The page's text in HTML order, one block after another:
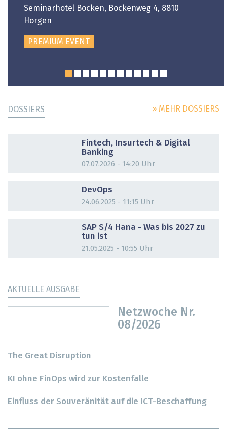
Seminarhotel Bocken, Bockenweg 4, 8810
Horgen
PREMIUM EVENT
DOSSIERS » MEHR DOSSIERS
Fintech, Insurtech & Digital
Banking
07.07.2026 - 14:20 Uhr
DevOps
24.06.2025 - 11:15 Uhr
SAP S/4 Hana - Was bis 2027 zu
tun ist
21.05.2025 - 10:55 Uhr
AKTUELLE AUSGABE
Netzwoche Nr.
08/2026
The Great Disruption
KI ohne FinOps wird zur Kostenfalle
Einfluss der Souveränität auf die ICT-Beschaffung